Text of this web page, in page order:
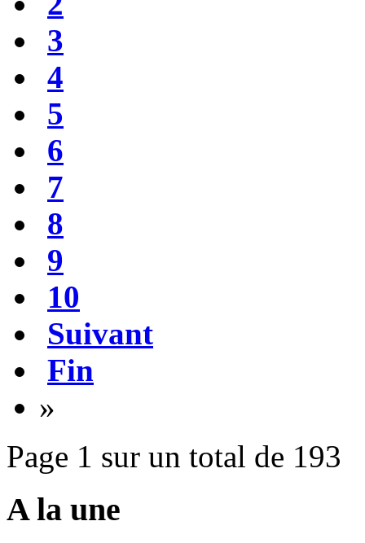
3
4
5
6
7
8
9
10
Suivant
Fin
»
Page 1 sur un total de 193
A la une